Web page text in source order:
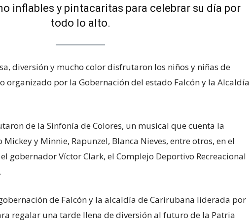
inflables y pintacaritas para celebrar su día por
todo lo alto.
diversión y mucho color disfrutaron los niños y niñas de
organizado por la Gobernación del estado Falcón y la Alcaldía
de la Sinfonía de Colores, un musical que cuenta la
y Minnie, Rapunzel, Blanca Nieves, entre otros, en el
gobernador Víctor Clark, el Complejo Deportivo Recreacional
de Falcón y la alcaldía de Carirubana liderada por
regalar una tarde llena de diversión al futuro de la Patria